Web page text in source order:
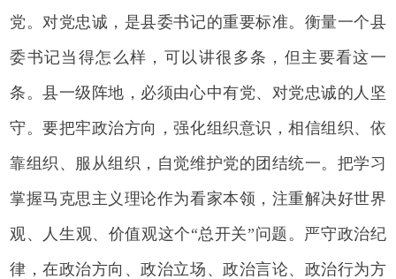
党。对党忠诚，是县委书记的重要标准。衡量一个县
委书记当得怎么样，可以讲很多条，但主要看这一
条。县一级阵地，必须由心中有党、对党忠诚的人坚
守。要把牢政治方向，强化组织意识，相信组织、依
靠组织、服从组织，自觉维护党的团结统一。把学习
掌握马克思主义理论作为看家本领，注重解决好世界
观、人生观、价值观这个“总开关”问题。严守政治纪
律，在政治方向、政治立场、政治言论、政治行为方